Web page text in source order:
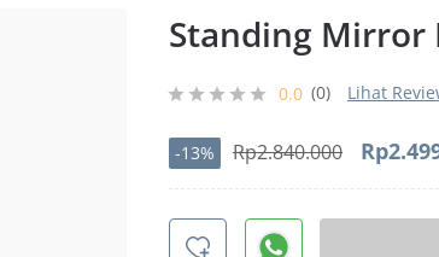
Standing Mirror
0.0 (0) Lihat
-13% Rp2.840.000
Harga
Rp